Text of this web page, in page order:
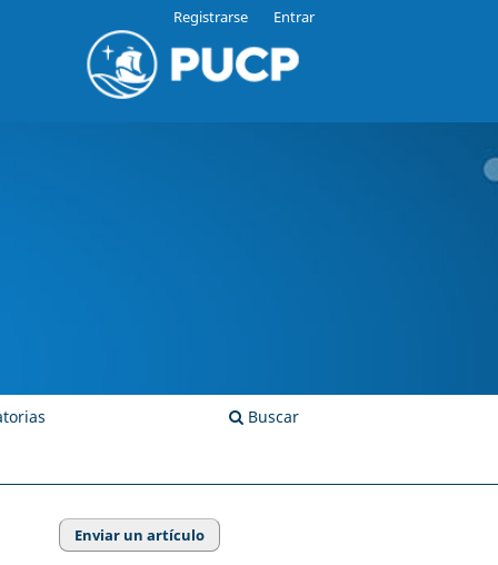
Buscar
Registrarse Entrar
Enviar un artículo